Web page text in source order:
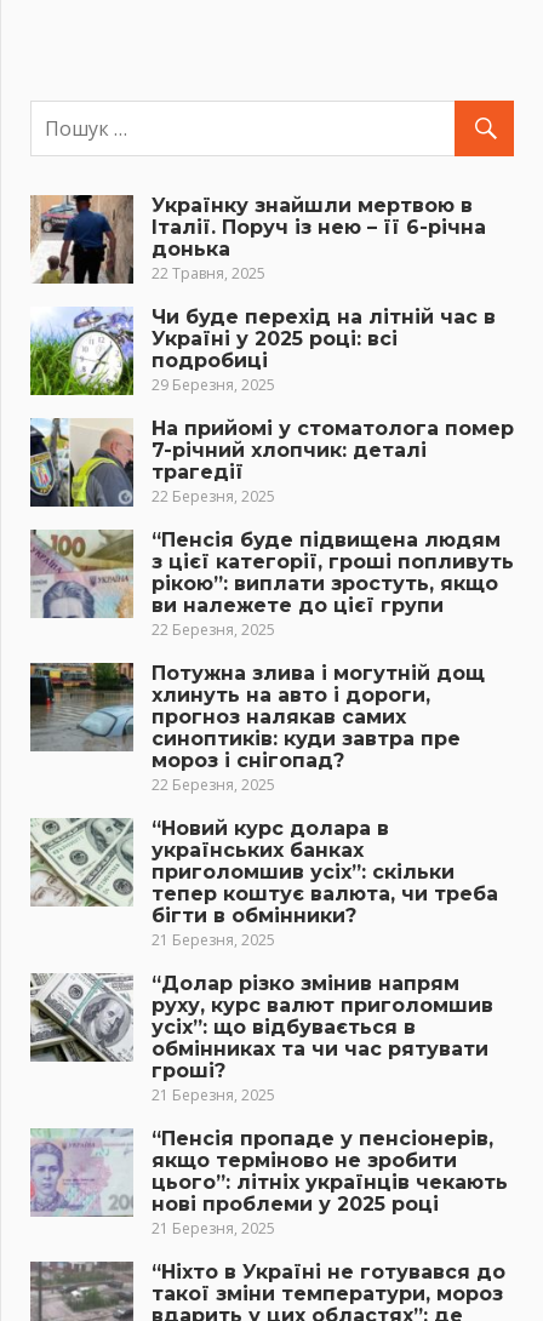
Українку знайшли мертвою в
Італії. Поруч із нею – її 6-річна
донька
22 Травня, 2025
Чи буде перехід на літній час в
Україні у 2025 році: всі
подробиці
29 Березня, 2025
На прийомі у стоматолога помер
7-річний хлопчик: деталі
трагедії
22 Березня, 2025
“Пенсія буде підвищена людям
з цієї категорії, гроші попливуть
рікою”: виплати зростуть, якщо
ви належете до цієї групи
22 Березня, 2025
Потужна злива і могутній дощ
хлинуть на авто і дороги,
прогноз налякав самих
синоптиків: куди завтра пре
мороз і снігопад?
22 Березня, 2025
“Новий курс долара в
українських банках
приголомшив усіх”: скільки
тепер коштує валюта, чи треба
бігти в обмінники?
21 Березня, 2025
“Долар різко змінив напрям
руху, курс валют приголомшив
усіх”: що відбувається в
обмінниках та чи час рятувати
гроші?
21 Березня, 2025
“Пенсія пропаде у пенсіонерів,
якщо терміново не зробити
цього”: літніх українців чекають
нові проблеми у 2025 році
21 Березня, 2025
“Ніхто в Україні не готувався до
такої зміни температури, мороз
вдарить у цих областях”: де